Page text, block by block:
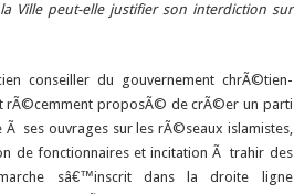
Ville peut-elle justifier son interdiction sur
conseiller du gouvernement chrÃ©tien-
rÃ©cemment proposÃ© de crÃ©er un parti
ses ouvrages sur les rÃ©seaux islamistes,
de fonctionnaires et incitation Ã trahir des
sâ€™inscrit dans la droite ligne